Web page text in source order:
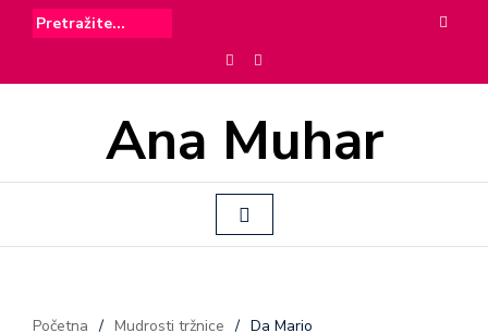
Ana Muhar
Početna / Mudrosti tržnice / Da Mario